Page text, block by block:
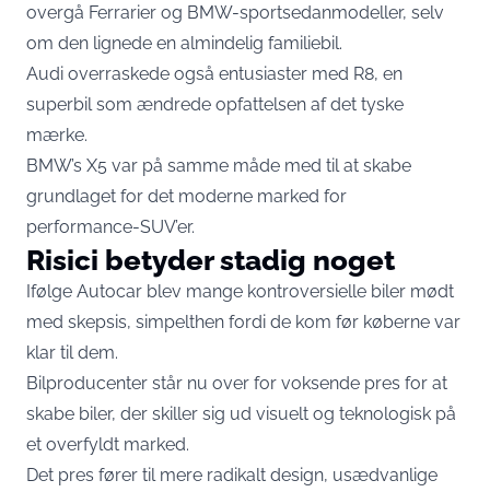
overgå Ferrarier og BMW-sportsedanmodeller, selv
om den lignede en almindelig familiebil.
Audi overraskede også entusiaster med R8, en
superbil som ændrede opfattelsen af det tyske
mærke.
BMW’s X5 var på samme måde med til at skabe
grundlaget for det moderne marked for
performance-SUV’er.
Risici betyder stadig noget
Ifølge Autocar blev mange kontroversielle biler mødt
med skepsis, simpelthen fordi de kom før køberne var
klar til dem.
Bilproducenter står nu over for voksende pres for at
skabe biler, der skiller sig ud visuelt og teknologisk på
et overfyldt marked.
Det pres fører til mere radikalt design, usædvanlige